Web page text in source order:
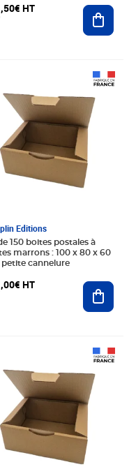
panier
,50€ HT
panier
Editions
150 boites postales à
marrons : 100 x 80 x 60
cannelure
,00€ HT